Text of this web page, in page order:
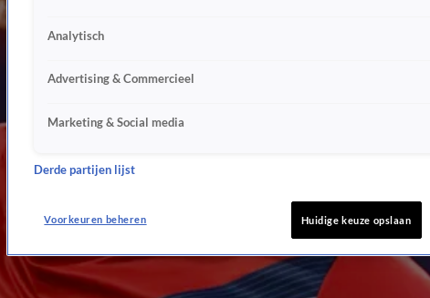
Analytisch
Advertising & Commercieel
Marketing & Social media
Derde partijen lijst
Voorkeuren beheren Huidige keuze opslaan